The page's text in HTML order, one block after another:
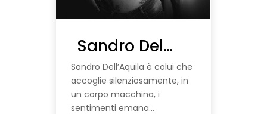
Sandro Dell’Aquila Fotografo
Sandro Dell’Aquila è colui che
accoglie silenziosamente, in
un corpo macchina, i
sentimenti emana...